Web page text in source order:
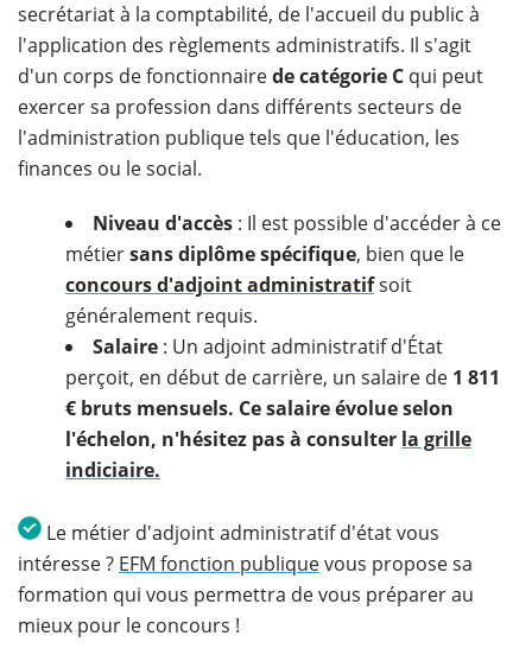
secrétariat à la comptabilité, de l'accueil du public à
l'application des règlements administratifs. Il s'agit
d'un corps de fonctionnairede catégorie C qui peut
exercer sa profession dans différents secteurs de
l'administration publique tels que l'éducation, les
finances ou le social.
Niveau d'accès : Il est possible d'accéder à ce
métiersans diplôme spécifique, bien que le
concours d'adjoint administratifsoit
généralement requis.
Salaire : Un adjoint administratif d'État
perçoit, en début de carrière, un salaire de 1 811
€ bruts mensuels. Ce salaire évolue selon
l'échelon, n'hésitez pas à consulter la grille
indiciaire.
Le métier d'adjoint administratif d'état vous
intéresse ? EFM fonction publiquevous propose sa
formation qui vous permettra de vous préparer au
mieux pour le concours !